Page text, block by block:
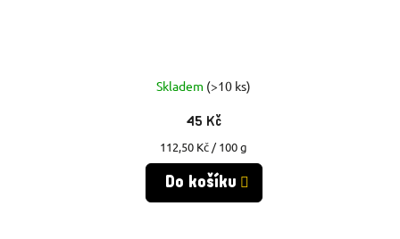
Skladem (>10 ks)
45 Kč
Měrná
cena:
112,50 Kč / 100 g
Do košíku